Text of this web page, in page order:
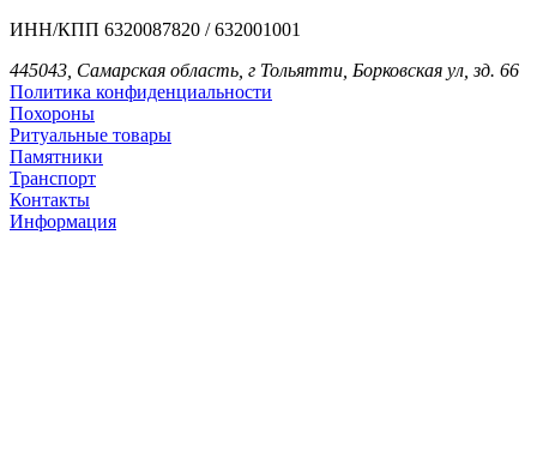
ИНН/КПП 6320087820 / 632001001
445043, Самарская область, г Тольятти, Борковская ул, зд. 66
Политика конфиденциальности
Похороны
Ритуальные товары
Памятники
Транспорт
Контакты
Информация